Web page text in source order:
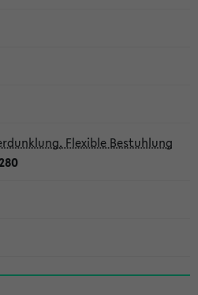
Flexible Bestuhlung